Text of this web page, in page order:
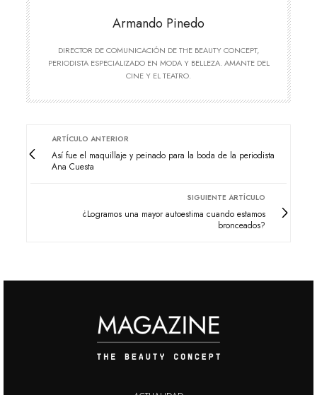
Armando Pinedo
DIRECTOR DE COMUNICACIÓN DE THE BEAUTY CONCEPT,
PERIODISTA ESPECIALIZADO EN MODA Y BELLEZA. AMANTE DEL
CINE Y EL TEATRO.
ARTÍCULO ANTERIOR
Así fue el maquillaje y peinado para la boda de la periodista
Ana Cuesta
SIGUIENTE ARTÍCULO
¿Logramos una mayor autoestima cuando estamos
bronceados?